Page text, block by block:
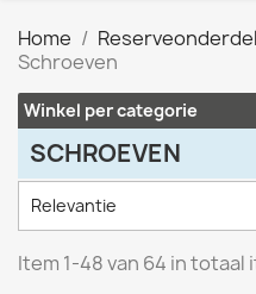
Home
Schroeven
Winkel per categorie
SCHROEVEN
Relevantie
Item 1-48 van 64 in totaal